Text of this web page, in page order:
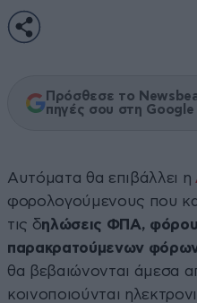
Πρόσθεσε το
πηγές σου στη Google
Αυτόματα θα επιβάλλει η
φορολογούμενους που
τις δηλώσεις ΦΠΑ, φόρου
παρακρατούμενων
θα βεβαιώνονται άμεσα
κοινοποιούνται